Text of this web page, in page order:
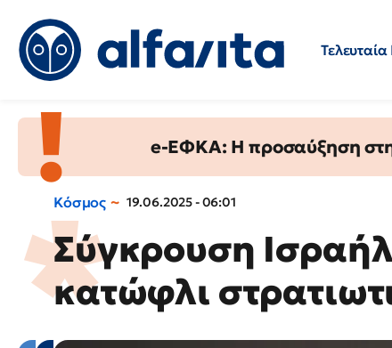
e-ΕΦΚΑ: Η προσαύξηση στη
Κόσμος 19.06.2025 - 06:01
Σύγκρουση
κατώφλι